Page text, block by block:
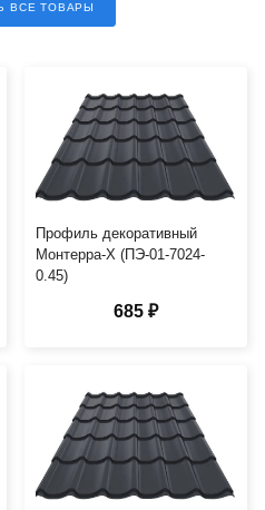
ВСЕ ТОВАРЫ
Профиль декоративный
Монтерра-X (ПЭ-01-7024-
0.45)
685 ₽